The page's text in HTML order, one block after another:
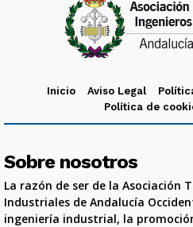
Inicio Aviso Legal
Política de
Sobre nosotros
La razón de ser de la Asociación
Industriales de Andalucía
ingeniería industrial, la